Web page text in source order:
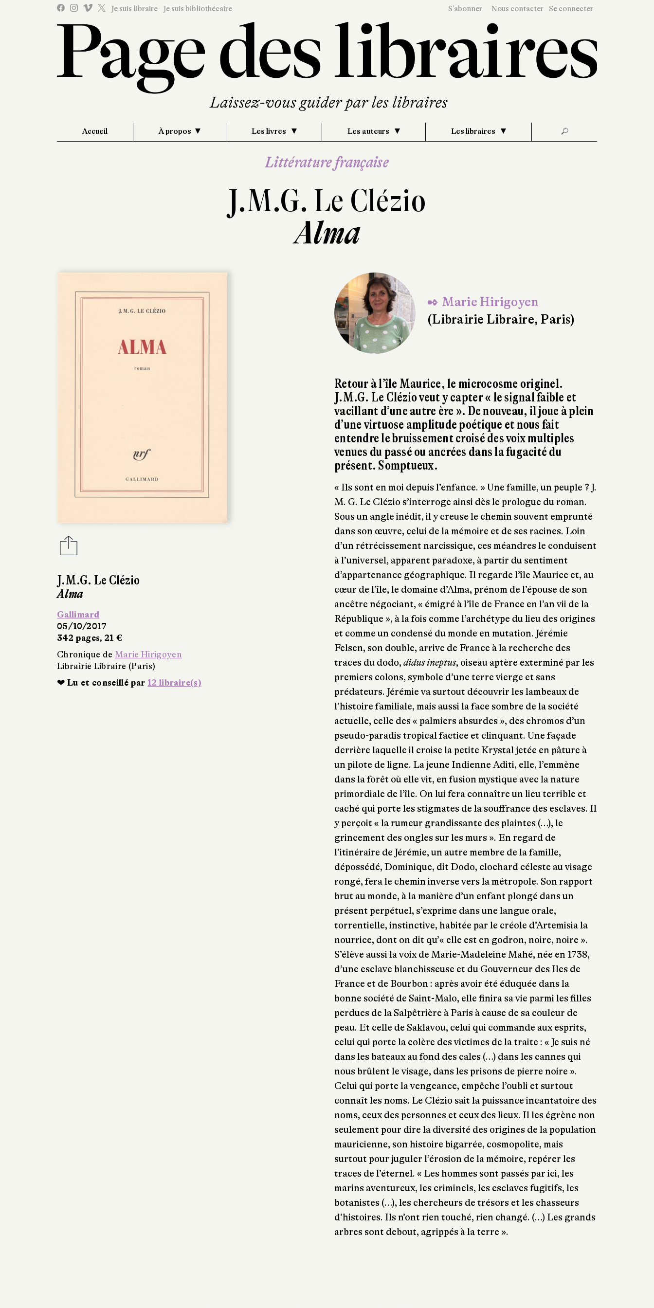
Je suis libraire Je suis bibliothécaire S'abonner Nous contacter Se connecter
Accueil À propos Les livres Les auteurs Les libraires 🔎
Littérature française
J.M.G. Le Clézio
Alma
J.M.G. Le Clézio
Alma
Gallimard
05/10/2017
342 pages, 21 €
Chronique de Marie Hirigoyen
Librairie Libraire (Paris)
❤ Lu et conseillé par 12 libraire(s)
✒ Marie Hirigoyen
(Librairie Libraire, Paris)
Retour à l’île Maurice, le microcosme originel.
J.M.G. Le Clézio veut y capter « le signal faible et
vacillant d’une autre ère ». De nouveau, il joue à plein
d’une virtuose amplitude poétique et nous fait
entendre le bruissement croisé des voix multiples
venues du passé ou ancrées dans la fugacité du
présent. Somptueux.
« Ils sont en moi depuis l’enfance. » Une famille, un peuple ? J.
M. G. Le Clézio s’interroge ainsi dès le prologue du roman.
Sous un angle inédit, il y creuse le chemin souvent emprunté
dans son œuvre, celui de la mémoire et de ses racines. Loin
d’un rétrécissement narcissique, ces méandres le conduisent
à l’universel, apparent paradoxe, à partir du sentiment
d’appartenance géographique. Il regarde l’île Maurice et, au
cœur de l’île, le domaine d’Alma, prénom de l’épouse de son
ancêtre négociant, « émigré à l’île de France en l’an vii de la
République », à la fois comme l’archétype du lieu des origines
et comme un condensé du monde en mutation. Jérémie
Felsen, son double, arrive de France à la recherche des
traces du dodo, didus ineptus, oiseau aptère exterminé par les
premiers colons, symbole d’une terre vierge et sans
prédateurs. Jérémie va surtout découvrir les lambeaux de
l’histoire familiale, mais aussi la face sombre de la société
actuelle, celle des « palmiers absurdes », des chromos d’un
pseudo-paradis tropical factice et clinquant. Une façade
derrière laquelle il croise la petite Krystal jetée en pâture à
un pilote de ligne. La jeune Indienne Aditi, elle, l’emmène
dans la forêt où elle vit, en fusion mystique avec la nature
primordiale de l’île. On lui fera connaître un lieu terrible et
caché qui porte les stigmates de la souffrance des esclaves. Il
y perçoit « la rumeur grandissante des plaintes (…), le
grincement des ongles sur les murs ». En regard de
l’itinéraire de Jérémie, un autre membre de la famille,
dépossédé, Dominique, dit Dodo, clochard céleste au visage
rongé, fera le chemin inverse vers la métropole. Son rapport
brut au monde, à la manière d’un enfant plongé dans un
présent perpétuel, s’exprime dans une langue orale,
torrentielle, instinctive, habitée par le créole d’Artemisia la
nourrice, dont on dit qu’« elle est en godron, noire, noire ».
S’élève aussi la voix de Marie-Madeleine Mahé, née en 1738,
d’une esclave blanchisseuse et du Gouverneur des Iles de
France et de Bourbon : après avoir été éduquée dans la
bonne société de Saint-Malo, elle finira sa vie parmi les filles
perdues de la Salpêtrière à Paris à cause de sa couleur de
peau. Et celle de Saklavou, celui qui commande aux esprits,
celui qui porte la colère des victimes de la traite : « Je suis né
dans les bateaux au fond des cales (…) dans les cannes qui
nous brûlent le visage, dans les prisons de pierre noire ».
Celui qui porte la vengeance, empêche l’oubli et surtout
connaît les noms. Le Clézio sait la puissance incantatoire des
noms, ceux des personnes et ceux des lieux. Il les égrène non
seulement pour dire la diversité des origines de la population
mauricienne, son histoire bigarrée, cosmopolite, mais
surtout pour juguler l’érosion de la mémoire, repérer les
traces de l’éternel. « Les hommes sont passés par ici, les
marins aventureux, les criminels, les esclaves fugitifs, les
botanistes (…), les chercheurs de trésors et les chasseurs
d’histoires. Ils n’ont rien touché, rien changé. (…) Les grands
arbres sont debout, agrippés à la terre ».